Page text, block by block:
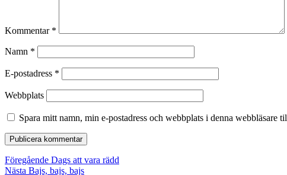
Kommentar *
Namn *
E-postadress *
Webbplats
Spara mitt namn, min e-postadress och webbplats i denna webbläsare
Inläggsnavigering
Föregående Föregående
inlägg:
Dags att vara rädd
Nästa Nästa
Bajs, bajs, bajs